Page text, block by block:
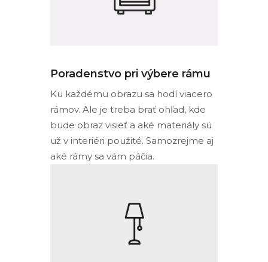
Poradenstvo pri výbere rámu
Ku každému obrazu sa hodí viacero
rámov. Ale je treba brať ohľad, kde
bude obraz visieť a aké materiály sú
už v interiéri použité. Samozrejme aj
aké rámy sa vám páčia.